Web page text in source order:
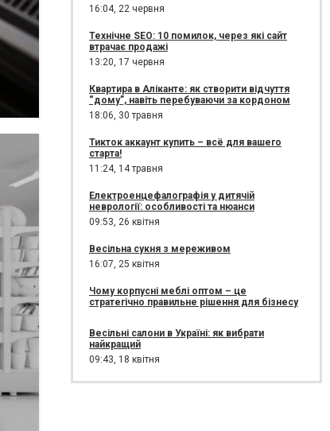
16:04, 22 червня
Технічне SEO: 10 помилок, через які сайт
втрачає продажі
13:20, 17 червня
Квартира в Аліканте: як створити відчуття
“дому”, навіть перебуваючи за кордоном
18:06, 30 травня
Тикток аккаунт купить – всё для вашего
старта!
11:24, 14 травня
Електроенцефалографія у дитячій
неврології: особливості та нюанси
09:53, 26 квітня
Весільна сукня з мереживом
16:07, 25 квітня
Чому корпусні меблі оптом – це
стратегічно правильне рішення для бізнесу
Весільні салони в Україні: як вибрати
найкращий
09:43, 18 квітня